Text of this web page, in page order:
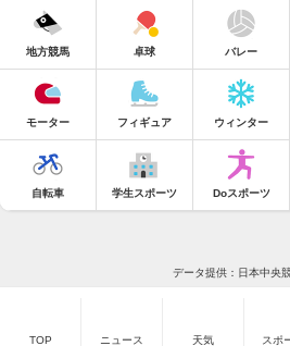
地方競馬 卓球 バレー
モーター フィギュア ウィンター
自転車 学生スポーツ Doスポーツ
データ提供：日本中央
TOP ニュース 天気 スポ